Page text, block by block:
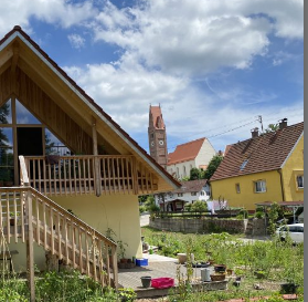
2026
Haus am Ende der Rosengasse
Anbau Michl
Anbau Handfest
Haus Wirth - Großkinsky